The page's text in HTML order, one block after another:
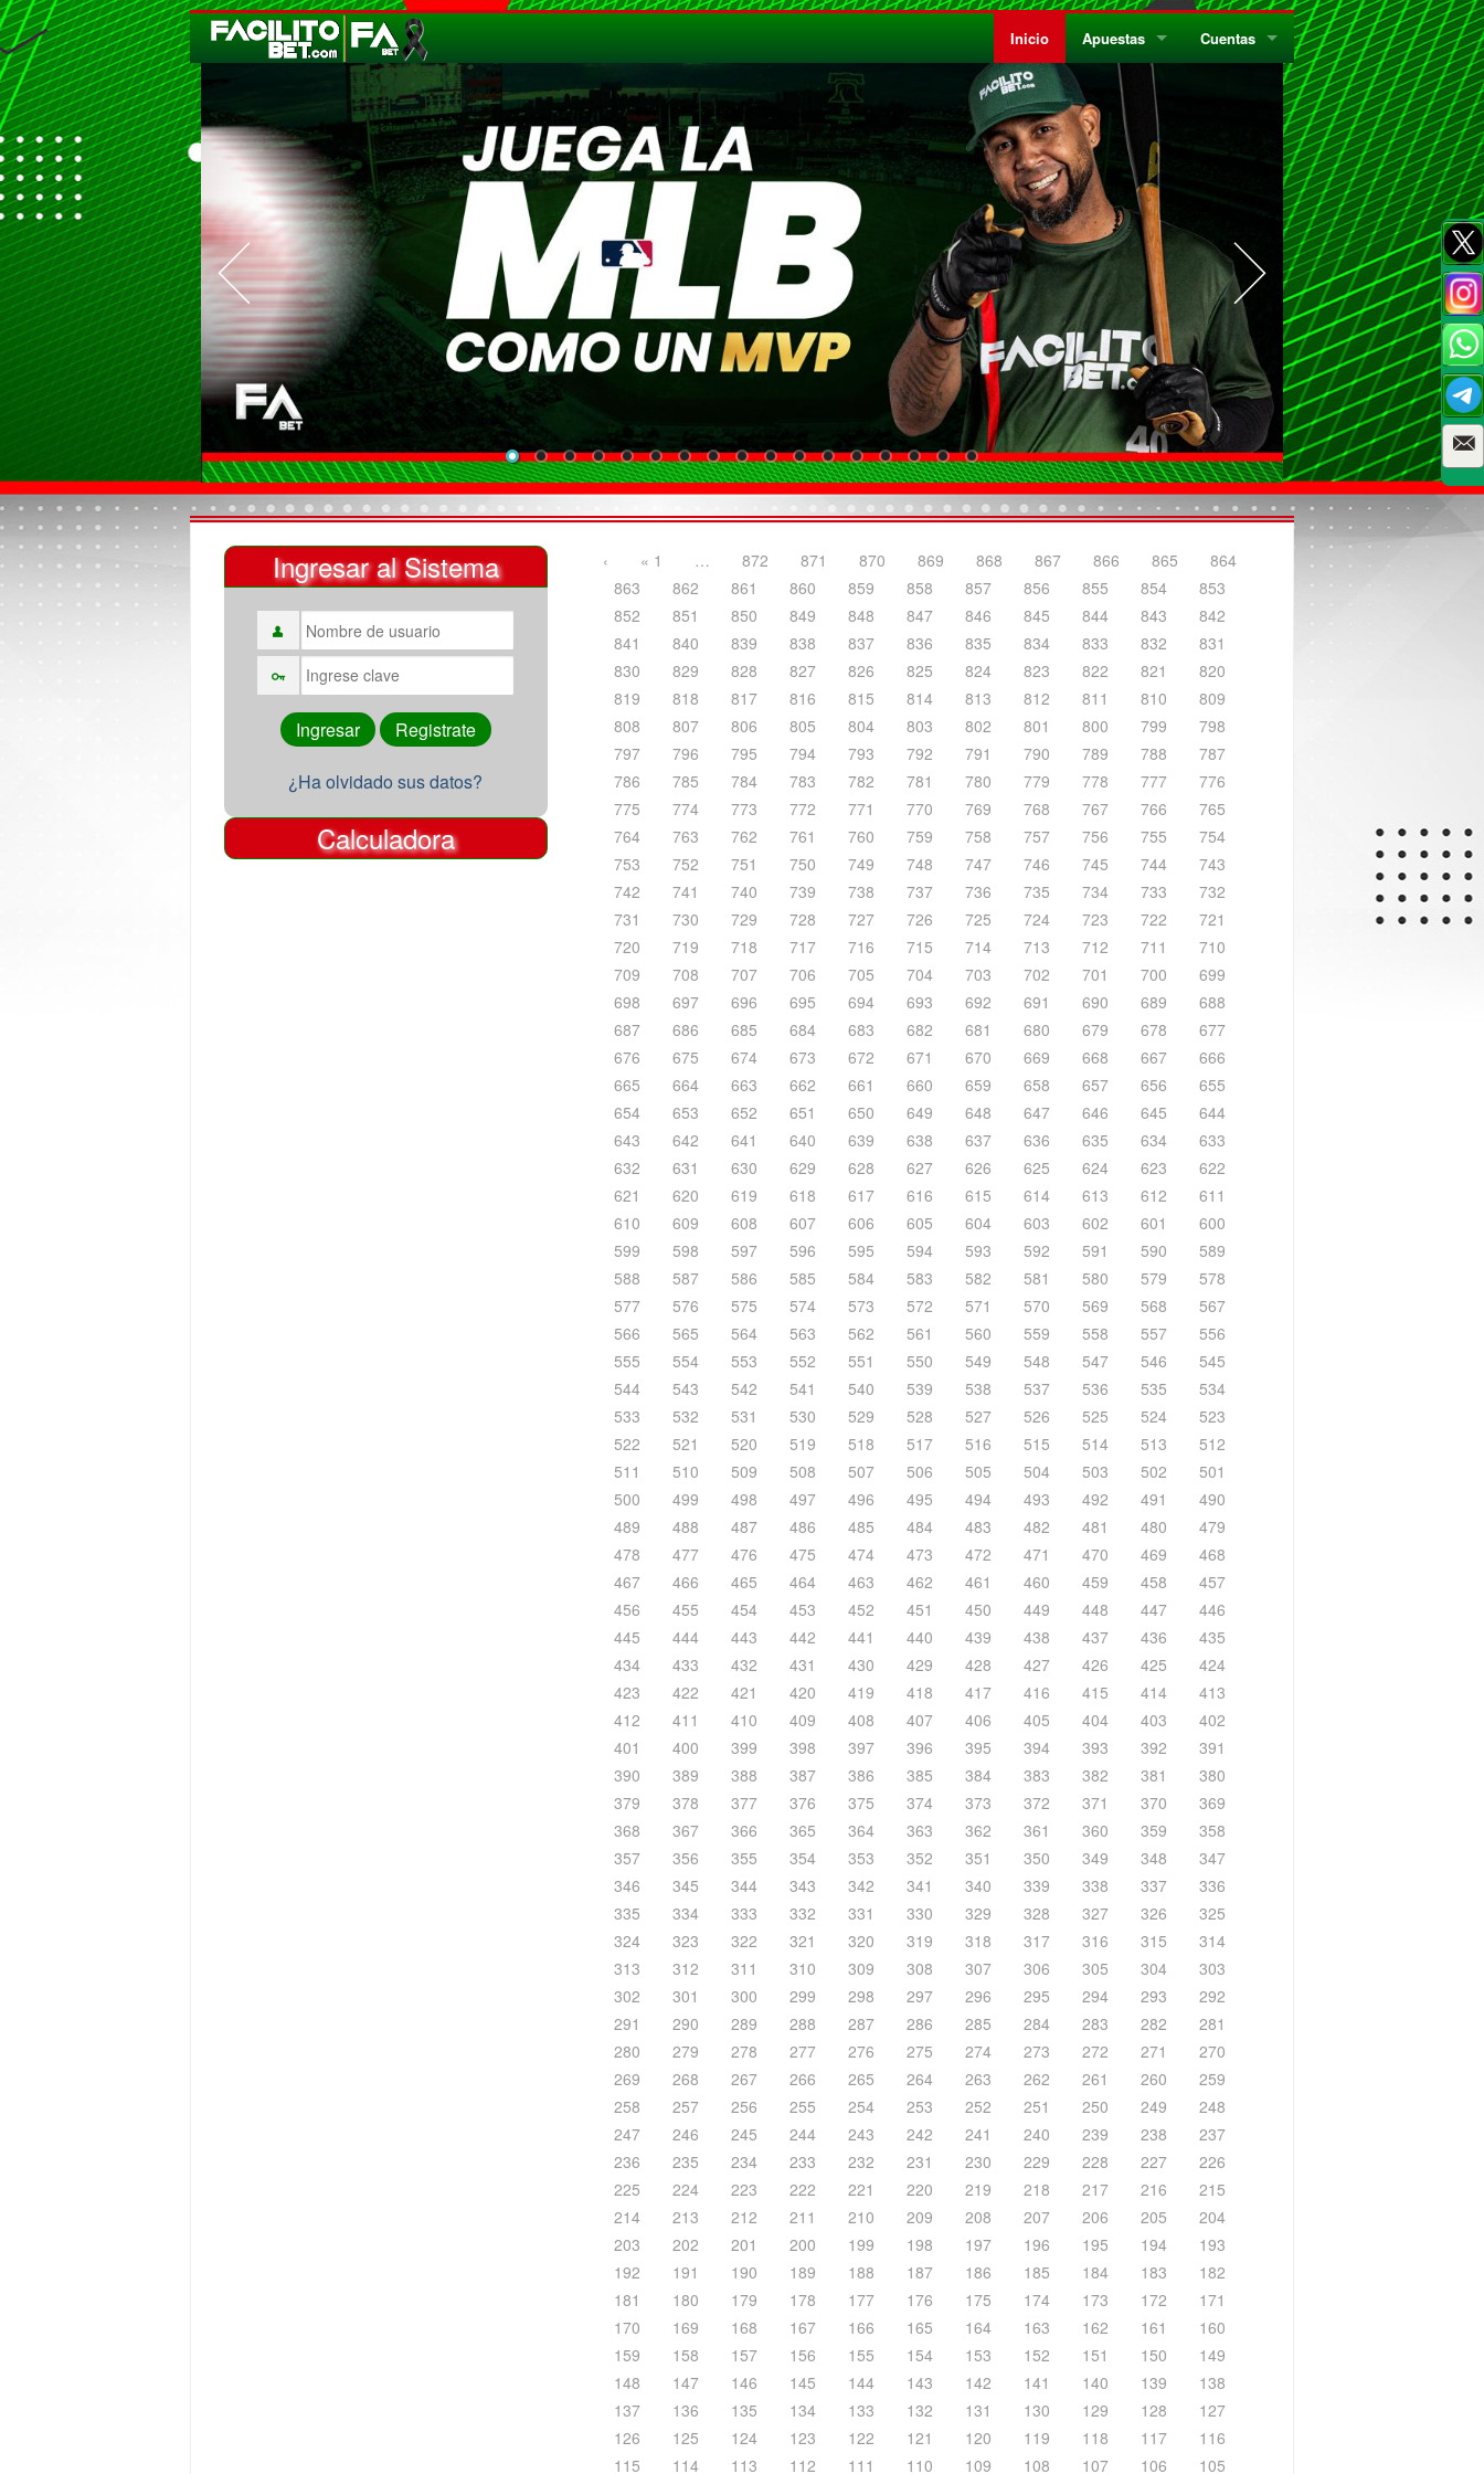
Inicio Apuestas
¿Quiénes Somos?
¿Qué es el Sistema Parley?
Privacidad
Códigos de Conducta
Como Jugar Bingo
Cuentas
Preguntas Frecuentes
Reglas Generales
Ingresar al Sistema
¿Ha olvidado sus datos?
Calculadora
‹ « 1 … 872 871 870 869 868 867 866 865
864
863
862 861 860 859 858 857 856 855 854
853
852
851 850 849 848 847 846 845 844 843
842
841
840 839 838 837 836 835 834 833 832
831
830
829 828 827 826 825 824 823 822 821
820
819
818 817 816 815 814 813 812 811 810
809
808
807 806 805 804 803 802 801 800 799
798
797
796 795 794 793 792 791 790 789 788
787
786
785 784 783 782 781 780 779 778 777
776
775
774 773 772 771 770 769 768 767 766
765
764
763 762 761 760 759 758 757 756 755
754
753
752 751 750 749 748 747 746 745 744
743
742
741 740 739 738 737 736 735 734 733
732
731
730 729 728 727 726 725 724 723 722
721
720
719 718 717 716 715 714 713 712 711
710
709
708 707 706 705 704 703 702 701 700
699
698
697 696 695 694 693 692 691 690 689
688
687
686 685 684 683 682 681 680 679 678
677
676
675 674 673 672 671 670 669 668 667
666
665
664 663 662 661 660 659 658 657 656
655
654
653 652 651 650 649 648 647 646 645
644
643
642 641 640 639 638 637 636 635 634
633
632
631 630 629 628 627 626 625 624 623
622
621
620 619 618 617 616 615 614 613 612
611
610
609 608 607 606 605 604 603 602 601
600
599
598 597 596 595 594 593 592 591 590
589
588
587 586 585 584 583 582 581 580 579
578
577
576 575 574 573 572 571 570 569 568
567
566
565 564 563 562 561 560 559 558 557
556
555
554 553 552 551 550 549 548 547 546
545
544
543 542 541 540 539 538 537 536 535
534
533
532 531 530 529 528 527 526 525 524
523
522
521 520 519 518 517 516 515 514 513
512
511
510 509 508 507 506 505 504 503 502
501
500
499 498 497 496 495 494 493 492 491
490
489
488 487 486 485 484 483 482 481 480
479
478
477 476 475 474 473 472 471 470 469
468
467
466 465 464 463 462 461 460 459 458
457
456
455 454 453 452 451 450 449 448 447
446
445
444 443 442 441 440 439 438 437 436
435
434
433 432 431 430 429 428 427 426 425
424
423
422 421 420 419 418 417 416 415 414
413
412
411 410 409 408 407 406 405 404 403
402
401
400 399 398 397 396 395 394 393 392
391
390
389 388 387 386 385 384 383 382 381
380
379
378 377 376 375 374 373 372 371 370
369
368
367 366 365 364 363 362 361 360 359
358
357
356 355 354 353 352 351 350 349 348
347
346
345 344 343 342 341 340 339 338 337
336
335
334 333 332 331 330 329 328 327 326
325
324
323 322 321 320 319 318 317 316 315
314
313
312 311 310 309 308 307 306 305 304
303
302
301 300 299 298 297 296 295 294 293
292
291
290 289 288 287 286 285 284 283 282
281
280
279 278 277 276 275 274 273 272 271
270
269
268 267 266 265 264 263 262 261 260
259
258
257 256 255 254 253 252 251 250 249
248
247
246 245 244 243 242 241 240 239 238
237
236
235 234 233 232 231 230 229 228 227
226
225
224 223 222 221 220 219 218 217 216
215
214
213 212 211 210 209 208 207 206 205
204
203
202 201 200 199 198 197 196 195 194
193
192
191 190 189 188 187 186 185 184 183
182
181
180 179 178 177 176 175 174 173 172
171
170
169 168 167 166 165 164 163 162 161
160
159
158 157 156 155 154 153 152 151 150
149
148
147 146 145 144 143 142 141 140 139
138
137
136 135 134 133 132 131 130 129 128
127
126
125 124 123 122 121 120 119 118 117
116
115
114 113 112 111 110 109 108 107 106 105